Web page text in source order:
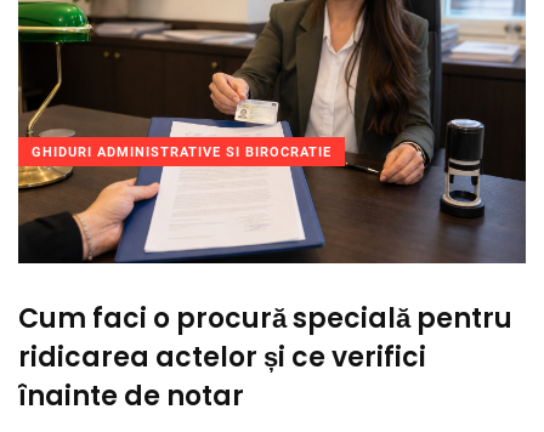
GHIDURI ADMINISTRATIVE SI BIROCRATIE
Cum faci o procură specială pentru
ridicarea actelor și ce verifici
înainte de notar